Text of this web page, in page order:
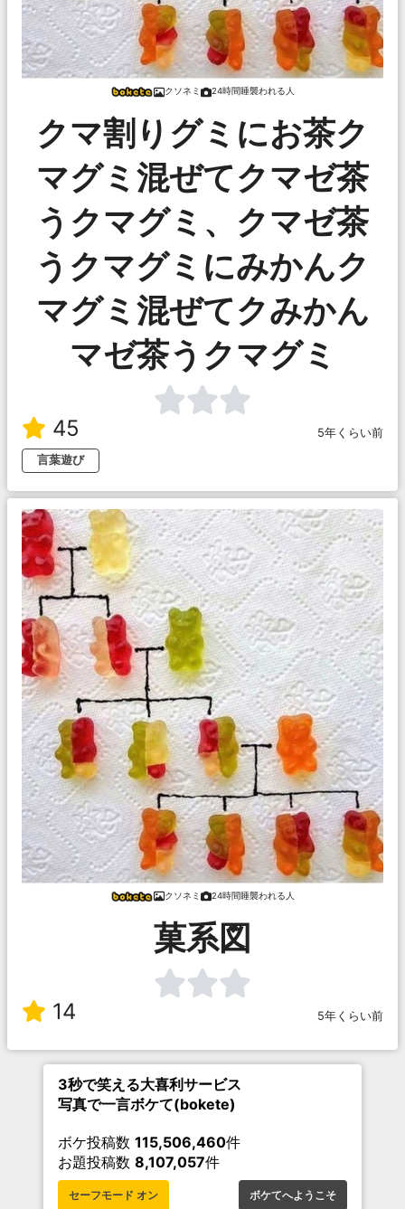
クソネミ 24時間睡襲われる人
クマ割りグミにお茶ク
マグミ混ぜてクマゼ茶
うクマグミ、クマゼ茶
うクマグミにみかんク
マグミ混ぜてクみかん
マゼ茶うクマグミ
45
5年くらい前
言葉遊び
クソネミ 24時間睡襲われる人
菓系図
14 5年くらい前
3秒で笑える大喜利サービス
写真で一言ボケて(bokete)
ボケ投稿数 115,506,460件
お題投稿数 8,107,057件
セーフモード オン ボケてへようこそ